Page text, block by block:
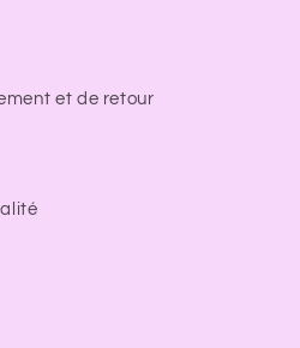
et de retour